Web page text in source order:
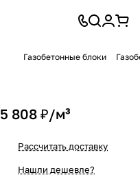
Газобетонные блоки
5 808 ₽/м³
Рассчитать доставку
Нашли дешевле?